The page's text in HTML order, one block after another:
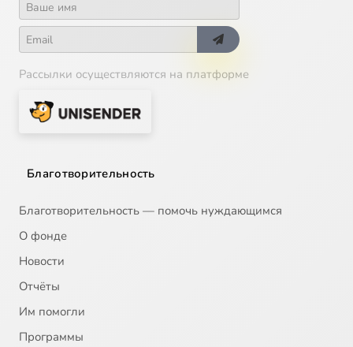
Рассылки осуществляются на платформе
Благотворительность
Благотворительность — помочь нуждающимся
О фонде
Новости
Отчёты
Им помогли
Программы